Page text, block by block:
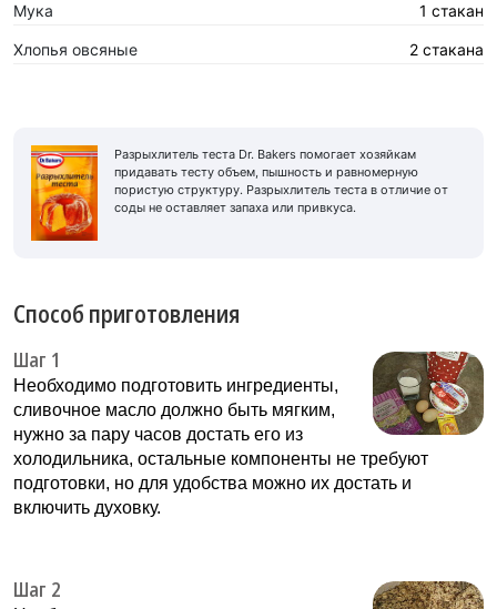
Мука 1 стакан
Хлопья овсяные 2 стакана
Разрыхлитель теста Dr. Bakers помогает хозяйкам
придавать тесту объем, пышность и равномерную
пористую структуру. Разрыхлитель теста в отличие от
соды не оставляет запаха или привкуса.
Способ приготовления
Шаг 1
Необходимо подготовить ингредиенты,
сливочное масло должно быть мягким,
нужно за пару часов достать его из
холодильника, остальные компоненты не требуют
подготовки, но для удобства можно их достать и
включить духовку.
Шаг 2